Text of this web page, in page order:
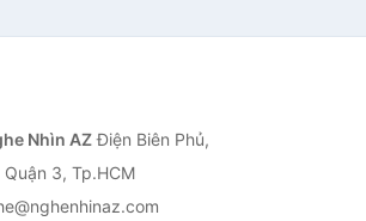
Nhìn AZĐiện Biên Phủ,
3, Tp.HCM